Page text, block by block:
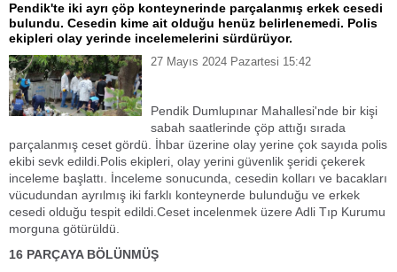
Pendik'te iki ayrı çöp konteynerinde parçalanmış erkek cesedi
bulundu. Cesedin kime ait olduğu henüz belirlenemedi. Polis
ekipleri olay yerinde incelemelerini sürdürüyor.
27 Mayıs 2024 Pazartesi 15:42
Pendik Dumlupınar Mahallesi'nde bir kişi
sabah saatlerinde çöp attığı sırada
parçalanmış ceset gördü. İhbar üzerine olay yerine çok sayıda polis
ekibi sevk edildi.Polis ekipleri, olay yerini güvenlik şeridi çekerek
inceleme başlattı. İnceleme sonucunda, cesedin kolları ve bacakları
vücudundan ayrılmış iki farklı konteynerde bulunduğu ve erkek
cesedi olduğu tespit edildi.Ceset incelenmek üzere Adli Tıp Kurumu
morguna götürüldü.
16 PARÇAYA BÖLÜNMÜŞ